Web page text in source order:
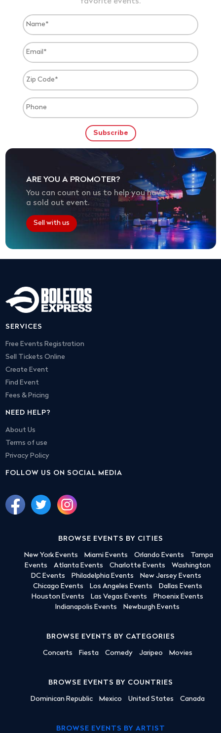
ARE YOU A PROMOTER?
You can count on us to help you have
a sold out event.
Sell with us
SERVICES
Free Events Registration
Sell Tickets Online
Create Event
Find Event
Fees & Pricing
NEED HELP?
About Us
Terms of use
Privacy Policy
FOLLOW US ON SOCIAL MEDIA
BROWSE EVENTS BY CITIES
New York Events Miami Events Orlando Events
Tampa
Events
Atlanta Events Charlotte Events
Washington
DC Events
Philadelphia Events
New Jersey Events
Chicago Events
Los Angeles Events
Dallas Events
Houston Events
Las Vegas Events
Phoenix Events
Indianapolis Events
Newburgh Events
BROWSE EVENTS BY CATEGORIES
Concerts Fiesta Comedy Jaripeo Movies
BROWSE EVENTS BY COUNTRIES
Dominican Republic Mexico United States Canada
BROWSE EVENTS BY ARTIST